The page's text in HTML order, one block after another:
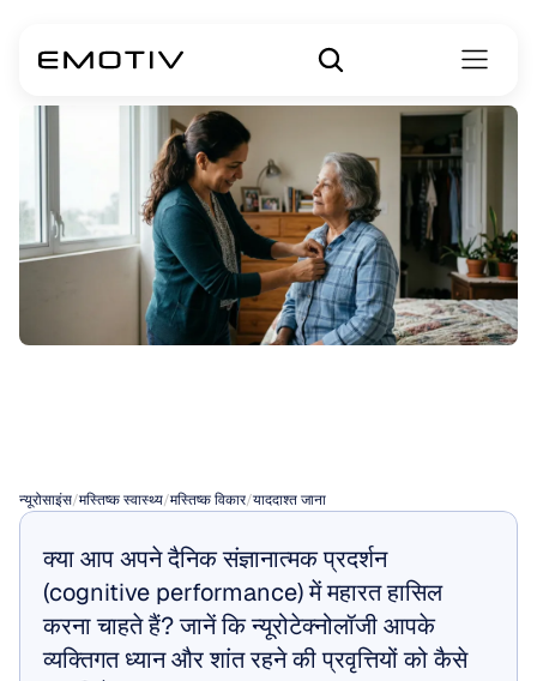
न्यूरोसाइंस/मस्तिष्क स्वास्थ्य/मस्तिष्क विकार/याददाश्त जाना
क्या आप अपने दैनिक संज्ञानात्मक प्रदर्शन
(cognitive performance) में महारत हासिल
करना चाहते हैं? जानें कि न्यूरोटेक्नोलॉजी आपके
व्यक्तिगत ध्यान और शांत रहने की प्रवृत्तियों को कैसे